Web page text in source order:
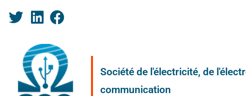
Société de l'électricité, de
communication